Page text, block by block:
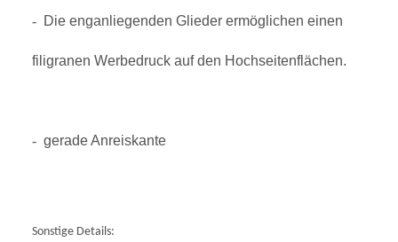
- Die enganliegenden Glieder ermöglichen einen
filigranen Werbedruck auf den Hochseitenflächen.
- gerade Anreiskante
Sonstige Details: